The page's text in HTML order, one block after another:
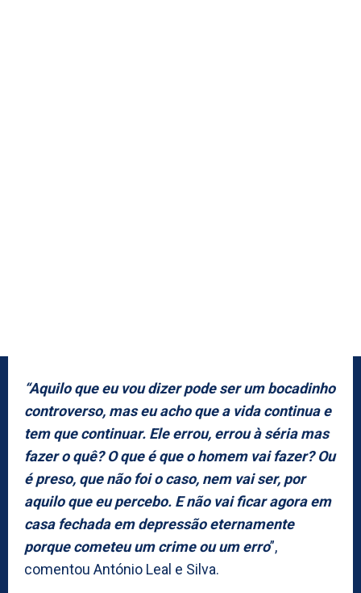
“Aquilo que eu vou dizer pode ser um bocadinho
controverso, mas eu acho que a vida continua e
tem que continuar. Ele errou, errou à séria mas
fazer o quê? O que é que o homem vai fazer? Ou
é preso, que não foi o caso, nem vai ser, por
aquilo que eu percebo. E não vai ficar agora em
casa fechada em depressão eternamente
porque cometeu um crime ou um erro”,
comentou António Leal e Silva.